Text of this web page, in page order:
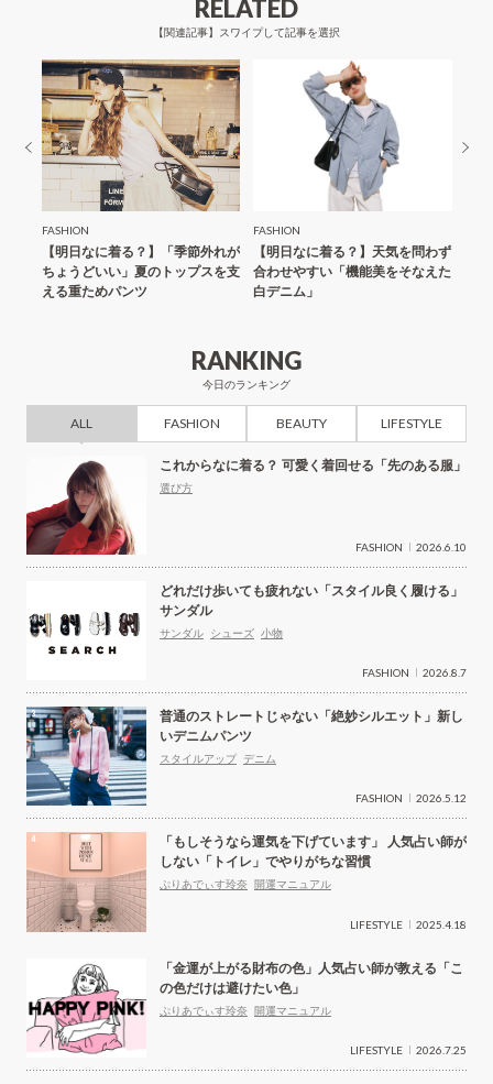
ン
RELATED
【関連記事】スワイプして記事を選択
FASHION
【明日なに着る？】「季節外れが
ちょうどいい」夏のトップスを支
える重ためパンツ
FASHION
【明日なに着る？】天気を問わず
合わせやすい「機能美をそなえた
白デニム」
RANKING
今日のランキング
ALL FASHION BEAUTY LIFESTYLE
これからなに着る？ 可愛く着回せる「先のある服」
選び方
FASHION 2026.6.10
どれだけ歩いても疲れない「スタイル良く履ける」
サンダル
サンダル シューズ 小物
FASHION 2026.8.7
普通のストレートじゃない「絶妙シルエット」新し
いデニムパンツ
スタイルアップ デニム
FASHION 2026.5.12
「もしそうなら運気を下げています」 人気占い師が
しない「トイレ」でやりがちな習慣
ぷりあでぃす玲奈 開運マニュアル
LIFESTYLE 2025.4.18
「金運が上がる財布の色」人気占い師が教える「こ
の色だけは避けたい色」
ぷりあでぃす玲奈 開運マニュアル
LIFESTYLE 2026.7.25